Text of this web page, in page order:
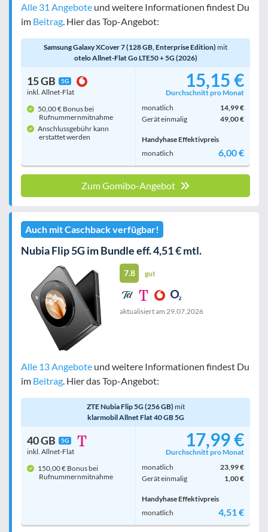
Alle 31 Angebote und weitere Informationen findest Du
im Beitrag . Hier das Top-Angebot:
Samsung Galaxy XCover 7 (128 GB, Enterprise Edition) mit
otelo Allnet-Flat Go LTE50 + 5G (2026)
15 GB 5G
inkl. Allnet-Flat
50,00 € Bonus bei
Rufnummern­mitnahme
Anschlussgebühr kann
erstattet werden
15,15 €
Durchschnitt pro Monat
monatlich
14,99 €
Gerät einmalig
49,00 €
Handyhase Effektivpreis
monatlich
6,00 €
Zum Gomibo-Angebot
Auch mit Caschback verfügbar!
Nubia Flip 5G im Bundle eff. 4,51 € mtl.
7.8 gut
aktualisiert am 29.07.2026
Alle 13 Angebote und weitere Informationen findest Du
im Beitrag . Hier das Top-Angebot:
ZTE Nubia Flip 5G (256 GB) mit
klarmobil Allnet Flat 40 GB 5G
40 GB 5G
inkl. Allnet-Flat
150,00 € Bonus bei
Rufnummern­mitnahme
17,99 €
Durchschnitt pro Monat
monatlich
23,99 €
Gerät einmalig
1,00 €
Handyhase Effektivpreis
monatlich
4,51 €